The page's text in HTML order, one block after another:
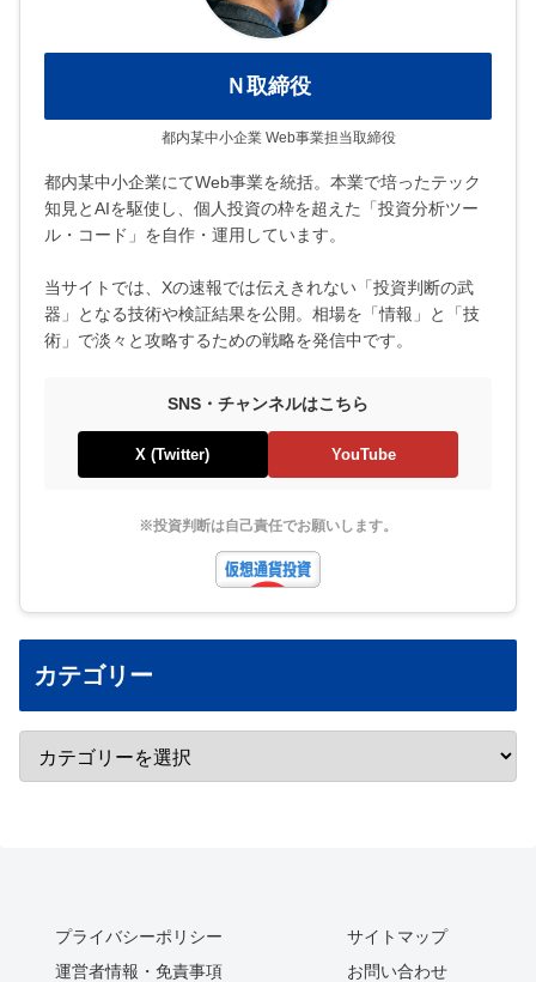
Ｎ取締役
都内某中小企業 Web事業担当取締役
都内某中小企業にてWeb事業を統括。本業で培ったテック
知見とAIを駆使し、個人投資の枠を超えた「投資分析ツー
ル・コード」を自作・運用しています。
当サイトでは、Xの速報では伝えきれない「投資判断の武
器」となる技術や検証結果を公開。相場を「情報」と「技
術」で淡々と攻略するための戦略を発信中です。
SNS・チャンネルはこちら
X (Twitter) YouTube
※投資判断は自己責任でお願いします。
カテゴリー
プライバシーポリシー
サイトマップ
運営者情報・免責事項
お問い合わせ